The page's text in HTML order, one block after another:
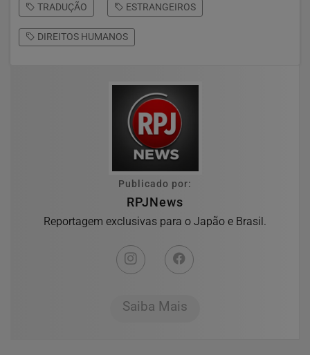
TRADUÇÃO ESTRANGEIROS
DIREITOS HUMANOS
Publicado por:
RPJNews
Reportagem exclusivas para o Japão e Brasil.
Saiba Mais